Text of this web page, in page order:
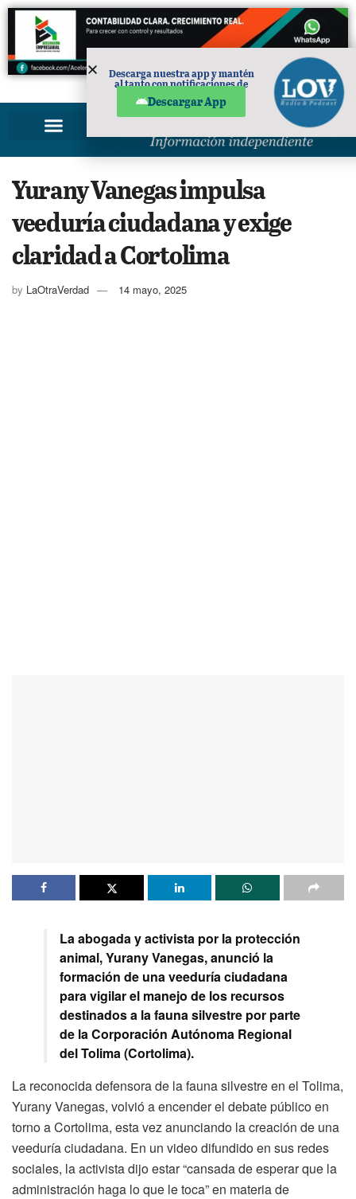
PUBLICIDAD
Yurany Vanegas impulsa
veeduría ciudadana y exige
claridad a Cortolima
by LaOtraVerdad 14 mayo, 2025
La abogada y activista por la protección
animal, Yurany Vanegas, anunció la
formación de una veeduría ciudadana
para vigilar el manejo de los recursos
destinados a la fauna silvestre por parte
de la Corporación Autónoma Regional
del Tolima (Cortolima).
La reconocida defensora de la fauna silvestre en el Tolima,
Yurany Vanegas, volvió a encender el debate público en
torno a Cortolima, esta vez anunciando la creación de una
veeduría ciudadana. En un video difundido en sus redes
sociales, la activista dijo estar “cansada de esperar que la
administración haga lo que le toca” en materia de
Descarga nuestra app y mantén
al tanto con notificaciones de
Descargar App